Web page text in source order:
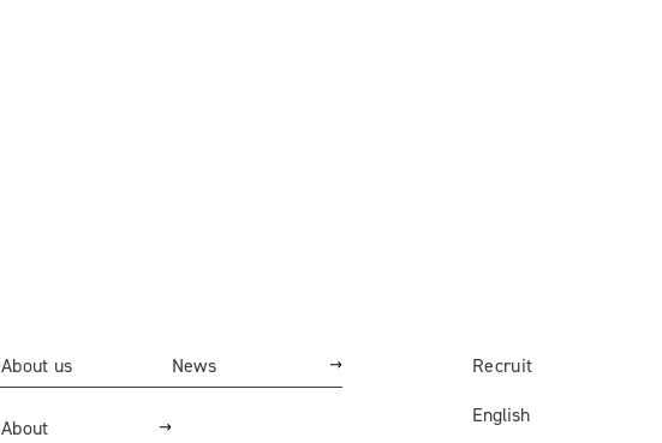
About us
About
News Recruit
English